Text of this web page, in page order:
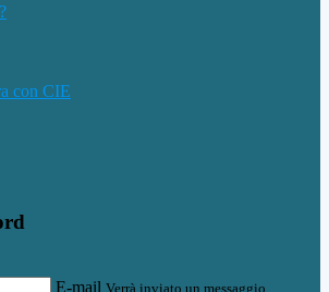
con CIE
E-mail Verrà inviato un messaggio